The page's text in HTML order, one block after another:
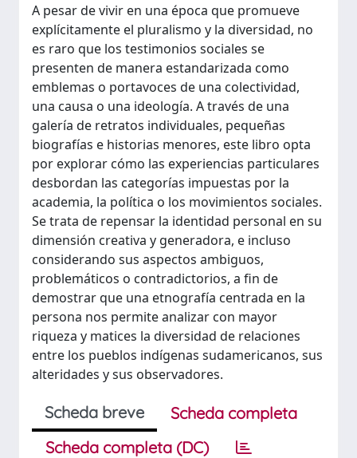
A pesar de vivir en una época que promueve
explícitamente el pluralismo y la diversidad, no
es raro que los testimonios sociales se
presenten de manera estandarizada como
emblemas o portavoces de una colectividad,
una causa o una ideología. A través de una
galería de retratos individuales, pequeñas
biografías e historias menores, este libro opta
por explorar cómo las experiencias particulares
desbordan las categorías impuestas por la
academia, la política o los movimientos sociales.
Se trata de repensar la identidad personal en su
dimensión creativa y generadora, e incluso
considerando sus aspectos ambiguos,
problemáticos o contradictorios, a fin de
demostrar que una etnografía centrada en la
persona nos permite analizar con mayor
riqueza y matices la diversidad de relaciones
entre los pueblos indígenas sudamericanos, sus
alteridades y sus observadores.
Scheda breve
Scheda completa
Scheda completa (DC)